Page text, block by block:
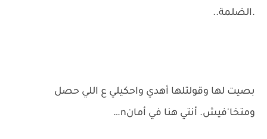
.الضلمة..
بصيت لها وقولتلها أهدي واحكيلي ع اللي حصل
ومتخا'فيش. أنتي هنا في أمانn…